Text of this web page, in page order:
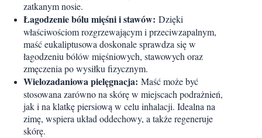
zatkanym nosie.
Łagodzenie bólu mięśni i stawów: Dzięki
właściwościom rozgrzewającym i przeciwzapalnym,
maść eukaliptusowa doskonale sprawdza się w
łagodzeniu bólów mięśniowych, stawowych oraz
zmęczenia po wysiłku fizycznym.
Wielozadaniowa pielęgnacja: Maść może być
stosowana zarówno na skórę w miejscach podrażnień,
jak i na klatkę piersiową w celu inhalacji. Idealna na
zimę, wspiera układ oddechowy, a także regeneruje
skórę.